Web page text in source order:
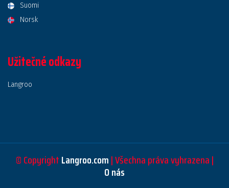
Suomi
Norsk
Užitečné odkazy
Langroo
© CopyrightLangroo.com| Všechna práva vyhrazena |
O nás